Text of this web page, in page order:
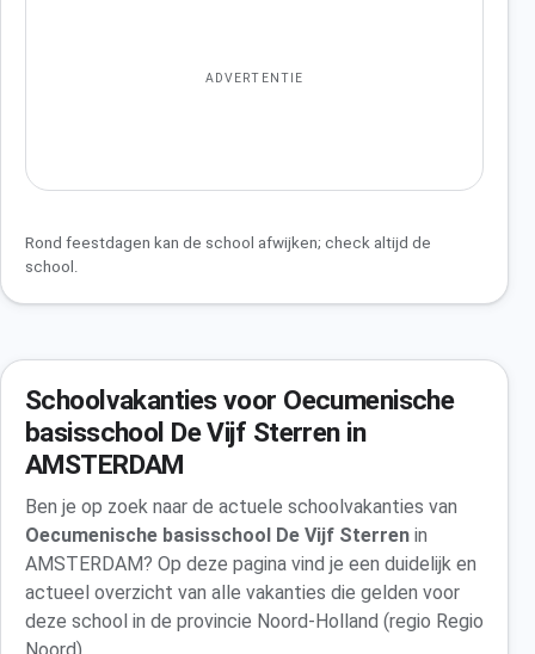
ADVERTENTIE
Rond feestdagen kan de school afwijken; check altijd de
school.
Schoolvakanties voor Oecumenische
basisschool De Vijf Sterren in
AMSTERDAM
Ben je op zoek naar de actuele schoolvakanties van
Oecumenische basisschool De Vijf Sterren in
AMSTERDAM? Op deze pagina vind je een duidelijk en
actueel overzicht van alle vakanties die gelden voor
deze school in de provincie Noord-Holland (regio Regio